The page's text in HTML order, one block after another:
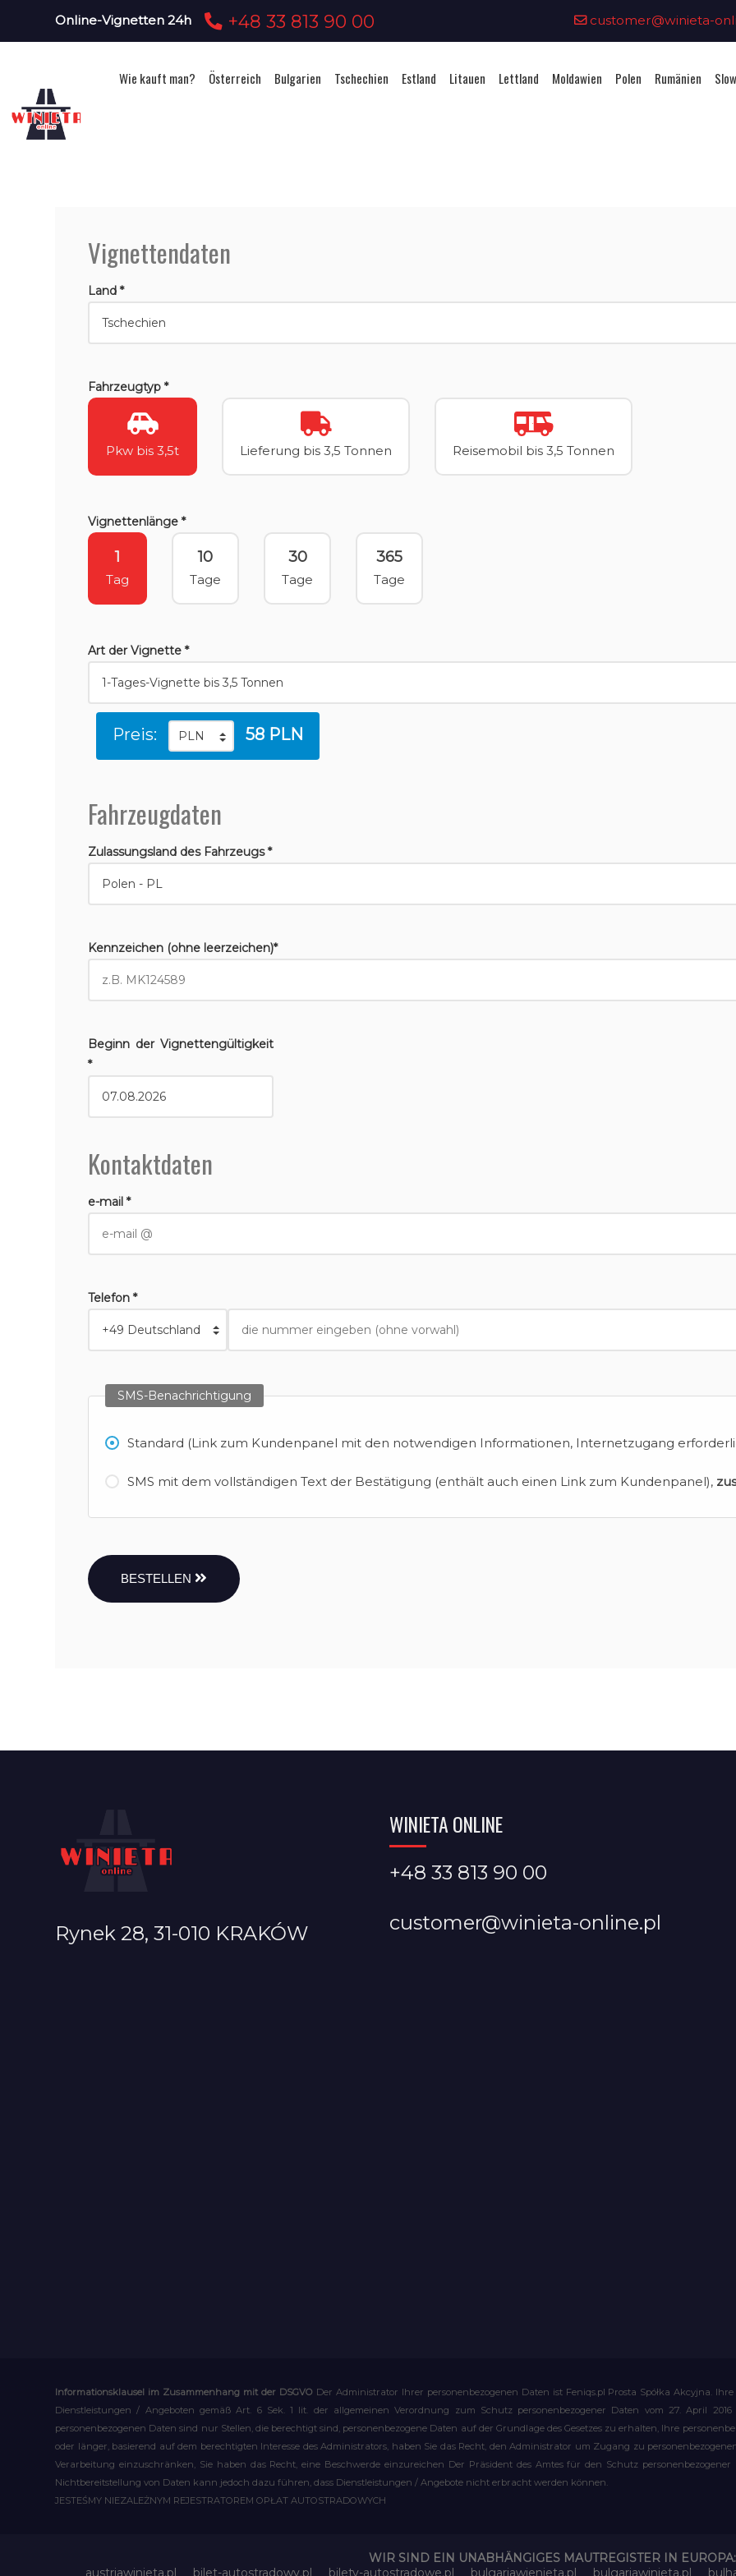
Online-Vignetten 24h +48 33 813 90 00 customer@winieta-
Wie kauft man? Österreich Bulgarien Tschechien Estland Litauen Lettland Moldawien Polen Rumänien
Vignettendaten
Land *
Fahrzeugtyp *
Pkw bis 3,5t Lieferung bis 3,5 Tonnen Reisemobil bis 3,5 Tonnen
Vignettenlänge *
1
Tag
10
Tage
30
Tage
365
Tage
Art der Vignette *
Preis: 58 PLN
Fahrzeugdaten
Zulassungsland des Fahrzeugs *
Kennzeichen (ohne leerzeichen)*
Beginn der Vignettengültigkeit
*
Kontaktdaten
e-mail *
Telefon *
SMS-Benachrichtigung
Standard (Link zum Kundenpanel mit den notwendigen Informationen, Internetzugang
SMS mit dem vollständigen Text der Bestätigung (enthält auch einen Link zum Kundenpanel),
BESTELLEN
Rynek 28, 31-010 KRAKÓW
WINIETA ONLINE
+48 33 813 90 00
customer@winieta-online.pl
Informationsklausel im Zusammenhang mit der DSGVO Der Administrator Ihrer personenbezogenen Daten ist Feniqs.pl Prosta Spółka Akcyjna.
Dienstleistungen / Angeboten gemäß Art. 6 Sek. 1 lit. der allgemeinen Verordnung zum Schutz personenbezogener Daten vom 27. April
personenbezogenen Daten sind nur Stellen, die berechtigt sind, personenbezogene Daten auf der Grundlage des Gesetzes zu erhalten, Ihre
oder länger, basierend auf dem berechtigten Interesse des Administrators, haben Sie das Recht, den Administrator um Zugang zu
Verarbeitung einzuschränken, Sie haben das Recht, eine Beschwerde einzureichen Der Präsident des Amtes für den Schutz
Nichtbereitstellung von Daten kann jedoch dazu führen, dass Dienstleistungen / Angebote nicht erbracht werden können.
JESTEŚMY NIEZALEŻNYM REJESTRATOREM OPŁAT AUTOSTRADOWYCH
WIR SIND EIN UNABHÄNGIGES MAUTREGISTER IN EUROPA:
austriawinieta.pl
bilet-autostradowy.pl bilety-autostradowe.pl bulgariawienieta.pl bulgariawinieta.pl